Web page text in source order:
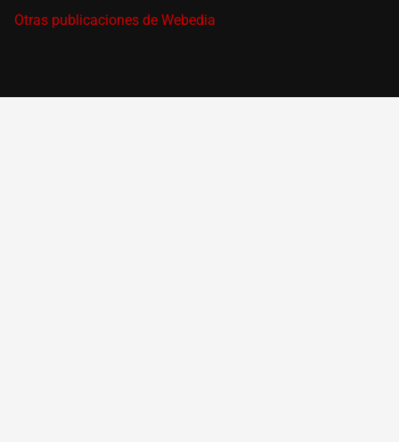
Otras publicaciones de Webedia